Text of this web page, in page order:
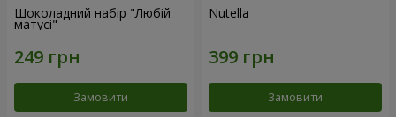
Шоколадний набір "Любій
матусі"
Замовити
Nutella
Замовити